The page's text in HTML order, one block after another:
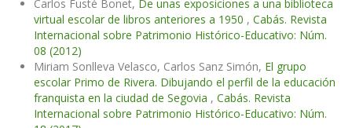
Carlos Fusté Bonet, De unas exposiciones a una biblioteca
virtual escolar de libros anteriores a 1950 , Cabás. Revista
Internacional sobre Patrimonio Histórico-Educativo: Núm.
08 (2012)
Miriam Sonlleva Velasco, Carlos Sanz Simón, El grupo
escolar Primo de Rivera. Dibujando el perfil de la educación
franquista en la ciudad de Segovia , Cabás. Revista
Internacional sobre Patrimonio Histórico-Educativo: Núm.